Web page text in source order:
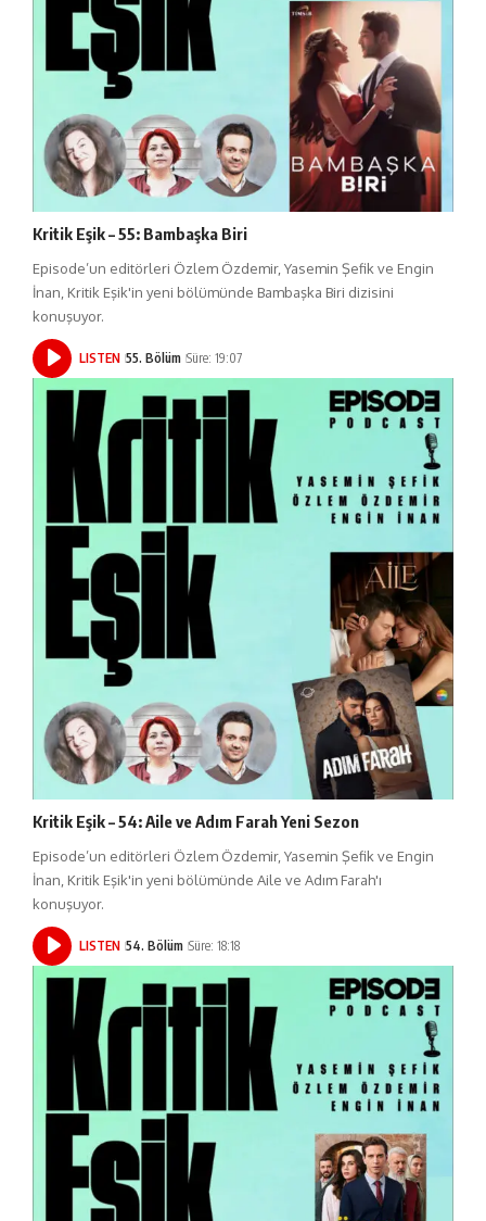
Kritik Eşik – 55: Bambaşka Biri
Episode’un editörleri Özlem Özdemir, Yasemin Şefik ve Engin
İnan, Kritik Eşik'in yeni bölümünde Bambaşka Biri dizisini
konuşuyor.
LISTEN 55. Bölüm Süre: 19:07
Kritik Eşik – 54: Aile ve Adım Farah Yeni Sezon
Episode’un editörleri Özlem Özdemir, Yasemin Şefik ve Engin
İnan, Kritik Eşik'in yeni bölümünde Aile ve Adım Farah'ı
konuşuyor.
LISTEN 54. Bölüm Süre: 18:18